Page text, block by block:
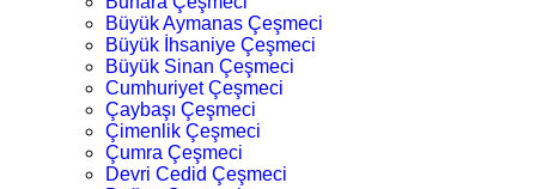
Büyük Aymanas Çeşmeci
Büyük İhsaniye Çeşmeci
Büyük Sinan Çeşmeci
Cumhuriyet Çeşmeci
Çaybaşı Çeşmeci
Çimenlik Çeşmeci
Çumra Çeşmeci
Devri Cedid Çeşmeci